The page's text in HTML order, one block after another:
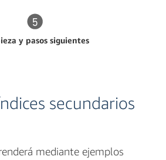
y pasos siguientes
secundarios
mediante ejemplos